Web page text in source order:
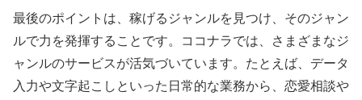
最後のポイントは、稼げるジャンルを見つけ、そのジャン
ルで力を発揮することです。ココナラでは、さまざまなジ
ャンルのサービスが活気づいています。たとえば、データ
入力や文字起こしといった日常的な業務から、恋愛相談や